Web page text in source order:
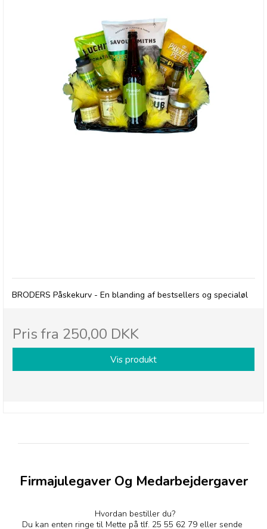
BRODERS Påskekurv - En blanding af bestsellers og specialøl
Pris fra 250,00 DKK
Vis produkt
Firmajulegaver Og Medarbejdergaver
Hvordan bestiller du?
Du kan enten ringe til Mette på tlf. 25 55 62 79 eller sende